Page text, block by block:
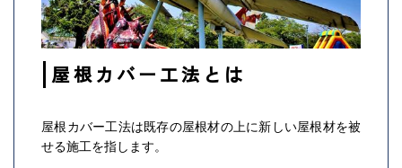
屋根カバー工法とは
屋根カバー工法は既存の屋根材の上に新しい屋根材を被
せる施工を指します。